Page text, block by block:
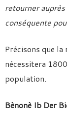
retourner auprès
conséquente
Précisons que
nécessitera
population.
Bènonè Ib Der